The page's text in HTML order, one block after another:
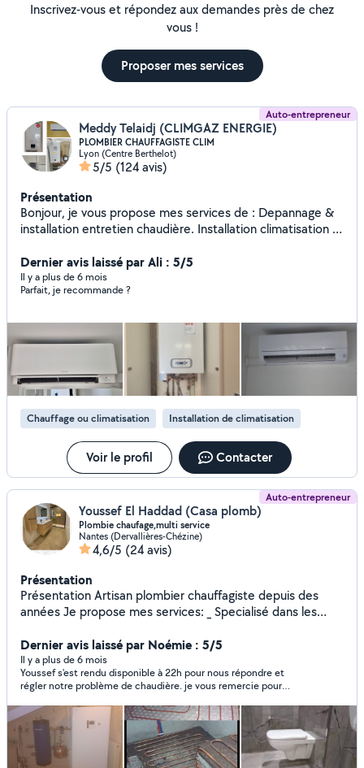
Inscrivez-vous et répondez aux demandes près de chez
vous !
Proposer mes services
Auto-entrepreneur
Meddy Telaidj (CLIMGAZ ENERGIE)
PLOMBIER CHAUFFAGISTE CLIM
Lyon (Centre Berthelot)
5/5 (124 avis)
Présentation
Bonjour, je vous propose mes services de : Depannage &
installation entretien chaudière. Installation climatisation &
chauffage. Desembouage radiateur plancher chauffant.
Installation et mise en service CLIMATISATION
Robineterie cumulus débouchage fuite. Dispo 7/7
Dernier avis laissé par Ali : 5/5
Il y a plus de 6 mois
Parfait, je recommande ?
Chauffage ou climatisation Installation de climatisation
Voir le profil Contacter
Auto-entrepreneur
Youssef El Haddad (Casa plomb)
Plombie chaufage,multi service
Nantes (Dervallières-Chézine)
4,6/5 (24 avis)
Présentation
Présentation Artisan plombier chauffagiste depuis des
années Je propose mes services: _ Specialisé dans les
de bain (avec carlage) _Remplacement appareils
sanitaires, chaudière gaz , radiateur,ect..... _Soudeur cuivre
et acier -poser pompe à chaleur granul Électricité Gaz
MULTI SERVICES *Pose meuble cuisine *Pose parquet
(tous les types) *Pose carrelage *Pinture Devis gratuit
Dernier avis laissé par Noémie : 5/5
Il y a plus de 6 mois
Youssef s'est rendu disponible à 22h pour nous répondre et
régler notre problème de chaudière. je vous remercie pour